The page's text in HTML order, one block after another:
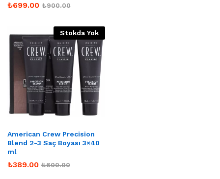
₺699.00 ₺900.00
Stokda Yok
American Crew Precision
Blend 2-3 Saç Boyası 3×40
ml
₺389.00 ₺600.00